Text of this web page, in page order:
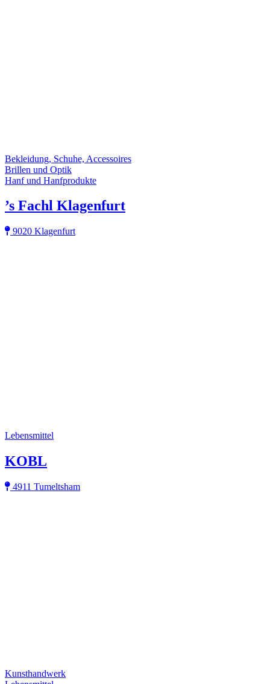
Bekleidung, Schuhe, Accessoires
Brillen und Optik
Hanf und Hanfprodukte
’s Fachl Klagenfurt
9020 Klagenfurt
Lebensmittel
KOBL
4911 Tumeltsham
Kunsthandwerk